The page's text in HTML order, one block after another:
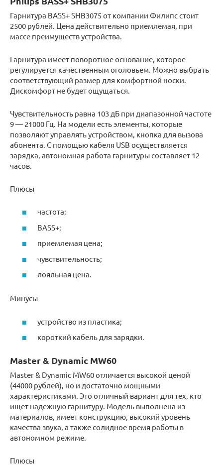
Гарнитура BASS+ SHB3075 от компании Филипс стоит
2500 рублей. Цена действительно приемлемая, при
массе преимуществ устройства.
Гарнитура имеет поворотное основание, которое
регулируется качественным оголовьем. Можно выбрать
соответствующий размер для комфортной носки.
Дискомфорт не будет ощущаться.
Чувствительность равна 103 дБ при диапазонной частоте
9 — 21000 Гц. На модели есть элементы, которые
позволяют управлять устройством, кнопка для вызова
абонента. С помощью кабеля USB осуществляется
зарядка, автономная работа гарнитуры составляет 12
часов.
Плюсы
частота;
BASS+;
приемлемая цена;
чувствительность;
лояльная цена.
Минусы
устройство из пластика;
короткий кабель для зарядки.
Master & Dynamic MW60
Master & Dynamic MW60 отличается высокой ценой
(44000 рублей), но и достаточно мощными
характеристиками. Это отличный вариант для тех, кто
ищет надежную гарнитуру. Модель выполнена из
материалов, имеет конструкцию, высокий уровень
качества звука, а также солидное время работы в
автономном режиме.
Плюсы